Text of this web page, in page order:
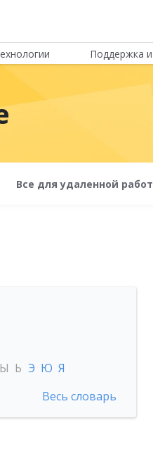
Поддержка
Все для удаленной
Ы Ь Э Ю Я
Весь словарь